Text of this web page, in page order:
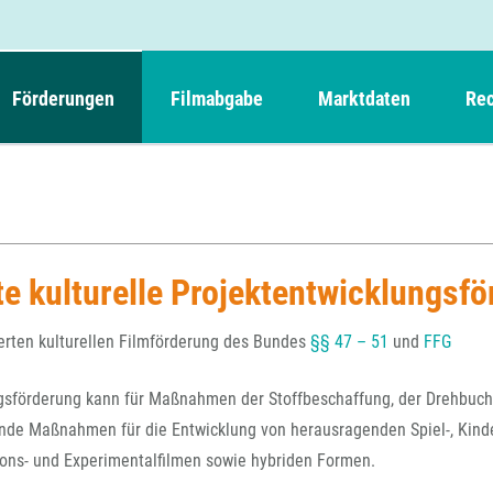
Förderungen
Webinare
Filmstarts
Nachhaltigkeit
Exportbeitrag
Sperrfristen und Verkürzungsmöglichkeiten
Filmabgabe Marktdaten
German Films und Vision Kino
Kindertiger
FFA International
kulturelle
kulturellen Filmförderung des Bundes §§ 47 – 51 und FFG
kann für Maßnahmen der Stoffbeschaffung, der
Maßnahmen für die Entwicklung von herausragenden Spiel-,
und Experimentalfilmen sowie hybriden Formen.